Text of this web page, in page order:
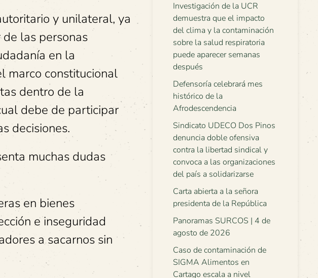
y unilateral, ya
las personas
en la
marco constitucional
dentro de la
debe de participar
decisiones.
muchas dudas
en bienes
e inseguridad
a sacarnos sin
Investigación de la UCR
demuestra que el impacto
del clima y la contaminación
sobre la salud respiratoria
puede aparecer semanas
después
Defensoría celebrará mes
histórico de la
Afrodescendencia
Sindicato UDECO Dos Pinos
denuncia doble ofensiva
contra la libertad sindical y
convoca a las organizaciones
del país a solidarizarse
Carta abierta a la señora
presidenta de la República
Panoramas SURCOS | 4 de
agosto de 2026
Caso de contaminación de
SIGMA Alimentos en
Cartago escala a nivel